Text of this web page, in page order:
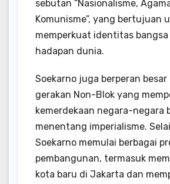
sebutan “Nasionalisme,
Komunisme”, yang bertujuan
memperkuat identitas bangsa
hadapan dunia.
Soekarno juga berperan besar
gerakan Non-Blok yang
kemerdekaan negara-negara
menentang imperialisme.
Soekarno memulai berbagai
pembangunan, termasuk
kota baru di Jakarta dan